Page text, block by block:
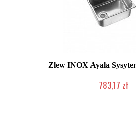
Zlew INOX Ayala
783,17 zł